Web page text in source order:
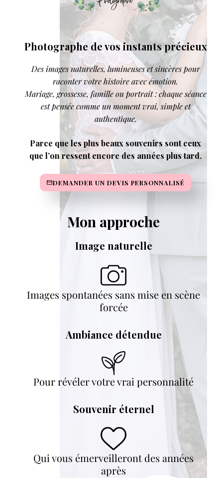
Photographe de vos instants précieux
Des images naturelles, lumineuses et sincères pour
raconter votre histoire avec émotion.
Mariage, grossesse, famille ou portrait : chaque séance
est pensée comme un moment vrai, simple et
authentique.
Parce que les plus beaux souvenirs sont ceux
que l’on ressent encore des années plus tard.
DEMANDER UN DEVIS PERSONNALISÉ
Mon approche
Image naturelle
Images spontanées sans mise en scène
forcée
Ambiance détendue
Pour révéler votre vrai personnalité
Souvenir éternel
Qui vous émerveilleront des années
après